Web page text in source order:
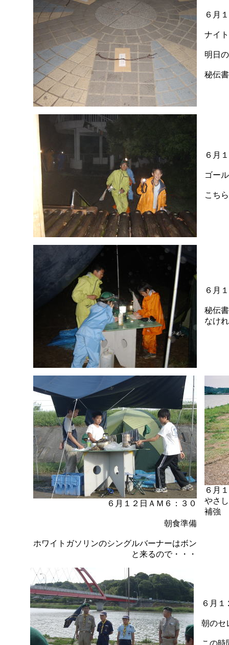
６月
ナイ
明日
秘伝
６月
ゴー
こち
６月
秘伝
なけ
６月１２日ＡＭ６：３０
朝食準備
ホワイトガソリンのシングルバーナーはボン
と来るので・・・
６月
やさ
補強
６月
朝のセ
この